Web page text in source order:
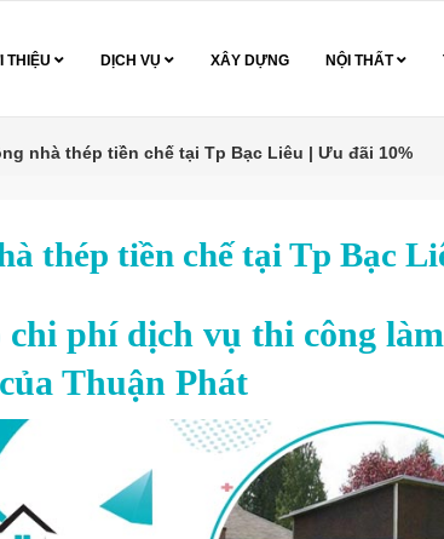
THIỆU DỊCH VỤ XÂY DỰNG NỘI THẤT
nhà thép tiền chế tại Tp Bạc Liêu | Ưu đãi 10%
thép tiền chế tại Tp Bạc
phí dịch vụ thi công
Thuận Phát